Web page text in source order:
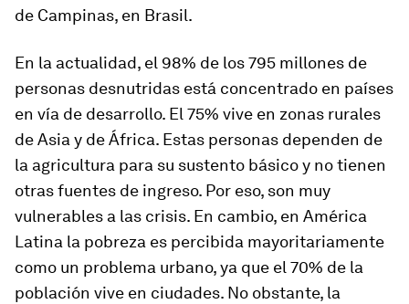
de Campinas, en Brasil.
En la actualidad, el 98% de los 795 millones de
personas desnutridas está concentrado en países
en vía de desarrollo. El 75% vive en zonas rurales
de Asia y de África. Estas personas dependen de
la agricultura para su sustento básico y no tienen
otras fuentes de ingreso. Por eso, son muy
vulnerables a las crisis. En cambio, en América
Latina la pobreza es percibida mayoritariamente
como un problema urbano, ya que el 70% de la
población vive en ciudades. No obstante, la